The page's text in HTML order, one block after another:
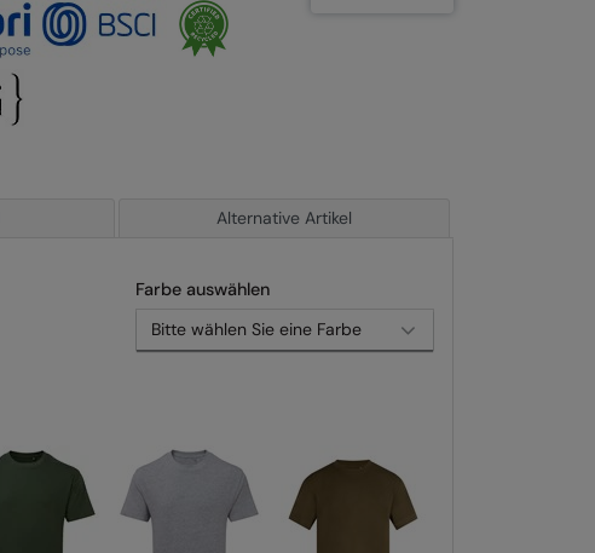
Alternative Artikel
Farbe auswählen